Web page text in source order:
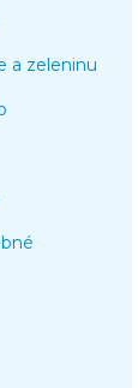
a zeleninu